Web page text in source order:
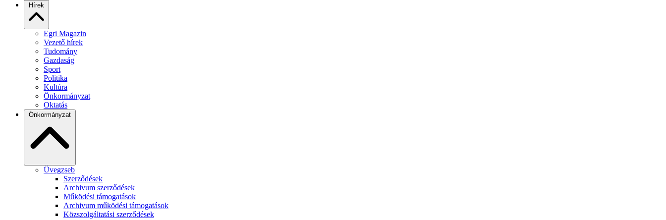
Hírek
Egri Magazin
Vezető hírek
Tudomány
Gazdaság
Sport
Politika
Kultúra
Önkormányzat
Oktatás
Önkormányzat
Üvegzseb
Szerződések
Archivum szerződések
Működési támogatások
Archivum működési támogatások
Közszolgáltatási szerződések